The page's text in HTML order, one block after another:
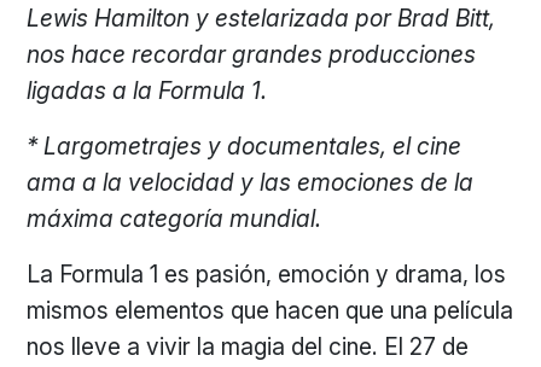
Lewis Hamilton y estelarizada por Brad Bitt,
nos hace recordar grandes producciones
ligadas a la Formula 1.
* Largometrajes y documentales, el cine
ama a la velocidad y las emociones de la
máxima categoría mundial.
La Formula 1 es pasión, emoción y drama, los
mismos elementos que hacen que una película
nos lleve a vivir la magia del cine. El 27 de